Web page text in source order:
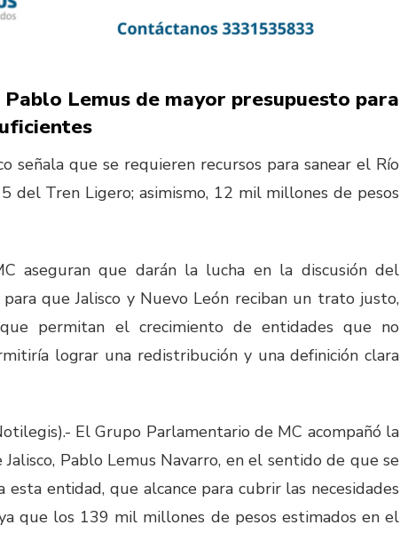
Lemus de mayor presupuesto para
que se requieren recursos para sanear el Río
del Tren Ligero; asimismo, 12 mil millones de pesos
que darán la lucha en la discusión del
que Jalisco y Nuevo León reciban un trato justo,
permitan el crecimiento de entidades que no
lograr una redistribución y una definición clara
El Grupo Parlamentario de MC acompañó la
Pablo Lemus Navarro, en el sentido de que se
entidad, que alcance para cubrir las necesidades
que los 139 mil millones de pesos estimados en el